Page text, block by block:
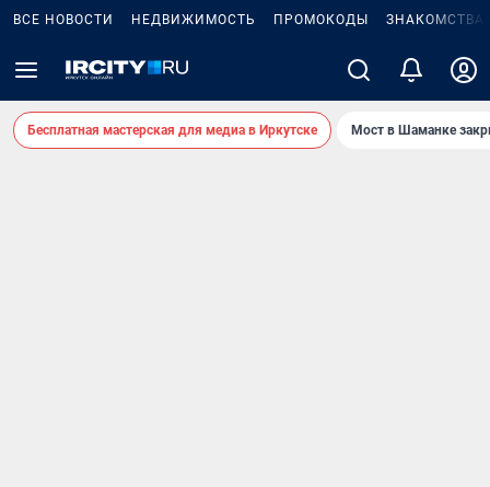
ВСЕ НОВОСТИ НЕДВИЖИМОСТЬ ПРОМОКОДЫ ЗНАКОМСТВА
Бесплатная мастерская для медиа в Иркутске Мост в Шаманке